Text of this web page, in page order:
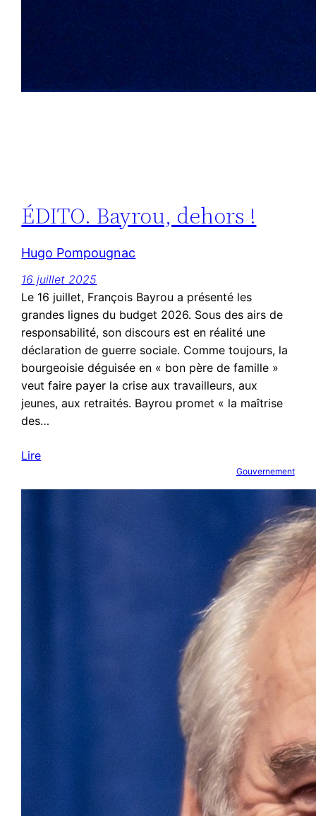
ÉDITO. Bayrou, dehors !
Hugo Pompougnac
16 juillet 2025
Le 16 juillet, François Bayrou a présenté les
grandes lignes du budget 2026. Sous des airs de
responsabilité, son discours est en réalité une
déclaration de guerre sociale. Comme toujours, la
bourgeoisie déguisée en « bon père de famille »
veut faire payer la crise aux travailleurs, aux
jeunes, aux retraités. Bayrou promet « la maîtrise
des…
Lire
Gouvernement